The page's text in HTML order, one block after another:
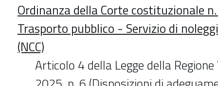
Ordinanza della Corte costituzionale
Trasporto pubblico - Servizio di
(NCC)
Articolo 4 della Legge della